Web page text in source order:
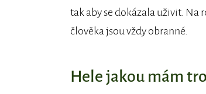
tak aby se dokázala uživit. Na
člověka jsou vždy obranné.
Hele jakou mám